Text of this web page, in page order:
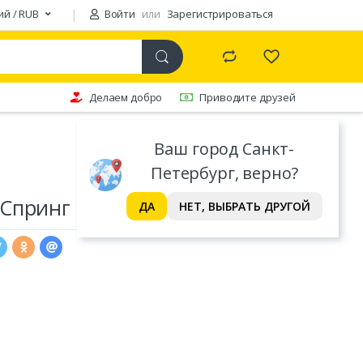
/ RUB Войти или Зарегистрироваться
Ваш город Санкт-
Петербург, верно?
ДА НЕТ, ВЫБРАТЬ ДРУГОЙ
Делаем добро Приводите друзей
кокос 160*190